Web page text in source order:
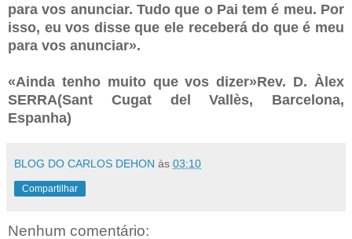
para vos anunciar. Tudo que o Pai tem é meu. Por
isso, eu vos disse que ele receberá do que é meu
para vos anunciar».
«Ainda tenho muito que vos dizer»Rev. D. Àlex
SERRA(Sant Cugat del Vallès, Barcelona,
Espanha)
BLOG DO CARLOS DEHON às 03:10
Compartilhar
Nenhum comentário: